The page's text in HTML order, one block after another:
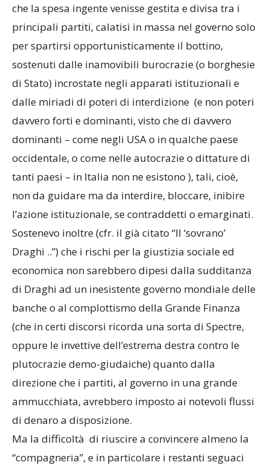
che la spesa ingente venisse gestita e divisa tra i
principali partiti, calatisi in massa nel governo solo
per spartirsi opportunisticamente il bottino,
sostenuti dalle inamovibili burocrazie (o borghesie
di Stato) incrostate negli apparati istituzionali e
dalle miriadi di poteri di interdizione (e non poteri
davvero forti e dominanti, visto che di davvero
dominanti – come negli USA o in qualche paese
occidentale, o come nelle autocrazie o dittature di
tanti paesi – in Italia non ne esistono ), tali, cioè,
non da guidare ma da interdire, bloccare, inibire
l’azione istituzionale, se contraddetti o emarginati.
Sostenevo inoltre (cfr. il già citato “Il ‘sovrano’
Draghi ..”) che i rischi per la giustizia sociale ed
economica non sarebbero dipesi dalla sudditanza
di Draghi ad un inesistente governo mondiale delle
banche o al complottismo della Grande Finanza
(che in certi discorsi ricorda una sorta di Spectre,
oppure le invettive dell’estrema destra contro le
plutocrazie demo-giudaiche) quanto dalla
direzione che i partiti, al governo in una grande
ammucchiata, avrebbero imposto ai notevoli flussi
di denaro a disposizione.
Ma la difficoltà di riuscire a convincere almeno la
“compagneria”, e in particolare i restanti seguaci